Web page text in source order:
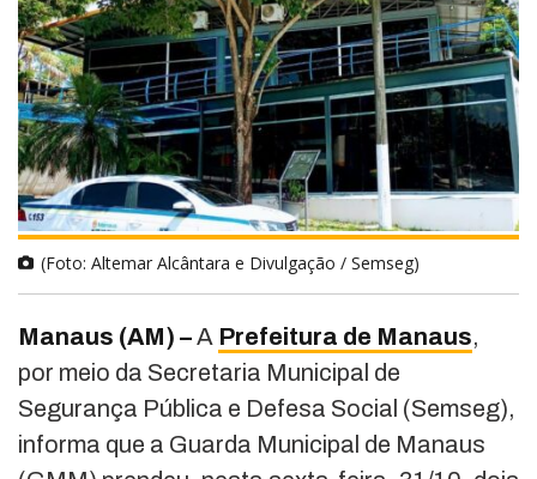
(Foto: Altemar Alcântara e Divulgação / Semseg)
Manaus (AM) –A Prefeitura de Manaus,
por meio da Secretaria Municipal de
Segurança Pública e Defesa Social (Semseg),
informa que a Guarda Municipal de Manaus